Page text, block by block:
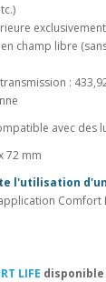
exclusivement
champ libre
:
avec des
72 mm
l'utilisation
Comfort
LIFE disponible